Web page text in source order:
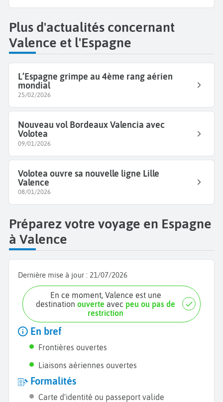
Plus d'actualités concernant
Valence et l'Espagne
L’Espagne grimpe au 4ème rang aérien
mondial
25/02/2026
Nouveau vol Bordeaux Valencia avec
Volotea
09/01/2026
Volotea ouvre sa nouvelle ligne Lille
Valence
08/01/2026
Préparez votre voyage en Espagne
à Valence
Dernière mise à jour : 21/07/2026
En ce moment, Valence est une
destinationouverte avec peu ou pas de
restriction
En bref
Frontières ouvertes
Liaisons aériennes ouvertes
Formalités
Carte d'identité ou passeport valide